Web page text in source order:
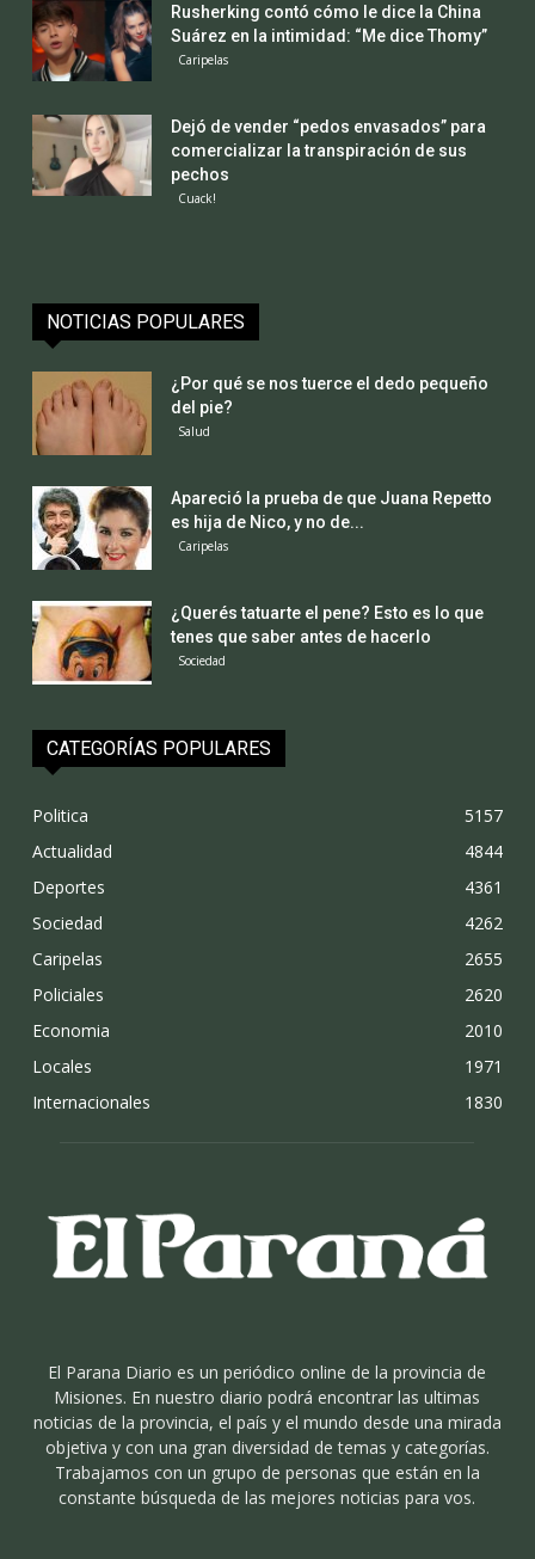
Rusherking contó cómo le dice la China
Suárez en la intimidad: “Me dice Thomy”
Caripelas
Dejó de vender “pedos envasados” para
comercializar la transpiración de sus
pechos
Cuack!
NOTICIAS POPULARES
¿Por qué se nos tuerce el dedo pequeño
del pie?
Salud
Apareció la prueba de que Juana Repetto
es hija de Nico, y no de...
Caripelas
¿Querés tatuarte el pene? Esto es lo que
tenes que saber antes de hacerlo
Sociedad
CATEGORÍAS POPULARES
Politica
5157
Actualidad
4844
Deportes
4361
Sociedad
4262
Caripelas
2655
Policiales
2620
Economia
2010
Locales
1971
Internacionales
1830
El Parana Diario es un periódico online de la provincia de
Misiones. En nuestro diario podrá encontrar las ultimas
noticias de la provincia, el país y el mundo desde una mirada
objetiva y con una gran diversidad de temas y categorías.
Trabajamos con un grupo de personas que están en la
constante búsqueda de las mejores noticias para vos.